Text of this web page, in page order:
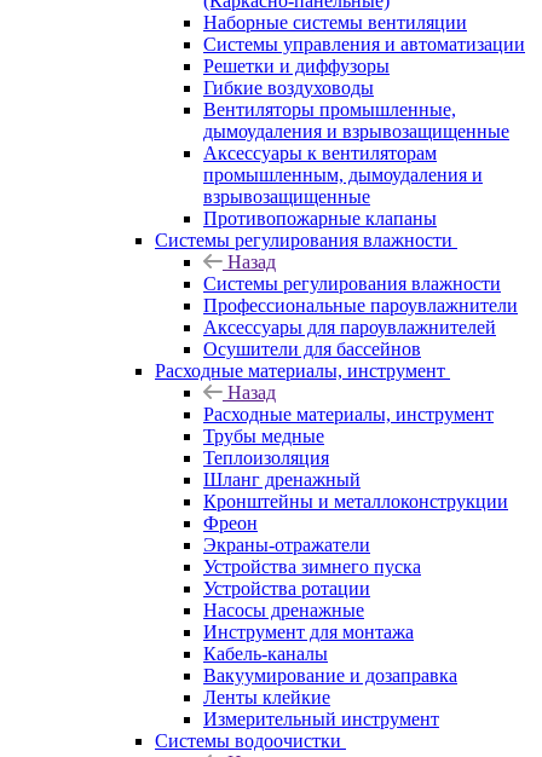
Наборные системы вентиляции
Системы управления и автоматизации
Решетки и диффузоры
Гибкие воздуховоды
Вентиляторы промышленные,
дымоудаления и взрывозащищенные
Аксессуары к вентиляторам
промышленным, дымоудаления и
взрывозащищенные
Противопожарные клапаны
Системы регулирования влажности
Назад
Системы регулирования влажности
Профессиональные пароувлажнители
Аксессуары для пароувлажнителей
Осушители для бассейнов
Расходные материалы, инструмент
Назад
Расходные материалы, инструмент
Трубы медные
Теплоизоляция
Шланг дренажный
Кронштейны и металлоконструкции
Фреон
Экраны-отражатели
Устройства зимнего пуска
Устройства ротации
Насосы дренажные
Инструмент для монтажа
Кабель-каналы
Вакуумирование и дозаправка
Ленты клейкие
Измерительный инструмент
Системы водоочистки